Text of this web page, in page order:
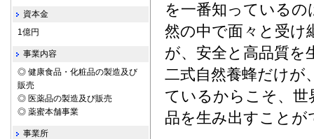
を一番知っている
然の中で面々と受け
が、安全と高品質を
二式自然養蜂だけが
ているからこそ、世
品を生み出すこと
資本金
1億円
事業内容
◎ 健康食品・化粧品の製造及び
販売
◎ 医薬品の製造及び販売
◎ 薬蜜本舗事業
事業所